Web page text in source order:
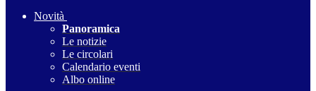
Novità
Panoramica
Le notizie
Le circolari
Calendario eventi
Albo online